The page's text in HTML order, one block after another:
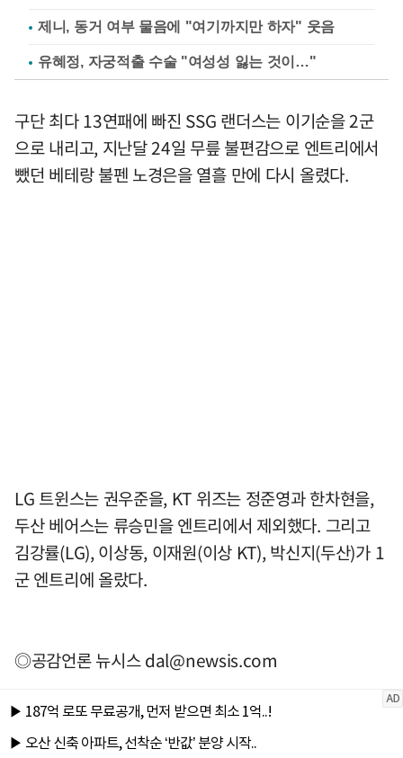
제니, 동거 여부 물음에 "여기까지만 하자" 웃음
유혜정, 자궁적출 수술 "여성성 잃는 것이…"
구단 최다 13연패에 빠진 SSG 랜더스는 이기순을 2군
으로 내리고, 지난달 24일 무릎 불편감으로 엔트리에서
뺐던 베테랑 불펜 노경은을 열흘 만에 다시 올렸다.
LG 트윈스는 권우준을, KT 위즈는 정준영과 한차현을,
두산 베어스는 류승민을 엔트리에서 제외했다. 그리고
김강률(LG), 이상동, 이재원(이상 KT), 박신지(두산)가 1
군 엔트리에 올랐다.
◎공감언론 뉴시스dal@newsis.com